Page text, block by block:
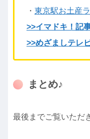
・ 東京駅お土産
>>イマドキ！記
>>めざましテレ
まとめ♪
最後までご覧いただ